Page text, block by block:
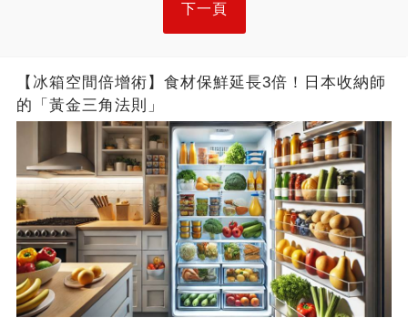
下一頁
【冰箱空間倍增術】食材保鮮延長3倍！日本收納師
的「黃金三角法則」